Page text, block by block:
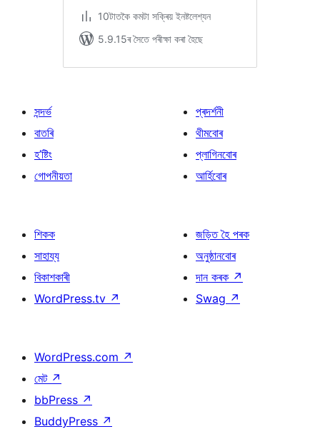
10টাতকৈ কমটা সক্ৰিয় ইনষ্টলেশ্যন
5.9.15ৰ সৈতে পৰীক্ষা কৰা হৈছে
সন্দৰ্ভ
বাতৰি
হ’ষ্টিং
গোপনীয়তা
প্ৰদৰ্শনী
থীমবোৰ
প্লাগিনবোৰ
আৰ্হিবোৰ
শিকক
সাহায্য
বিকাশকাৰী
WordPress.tv ↗
জড়িত হৈ পৰক
অনুষ্ঠানবোৰ
দান কৰক ↗
Swag ↗
WordPress.com ↗
মেট ↗
bbPress ↗
BuddyPress ↗